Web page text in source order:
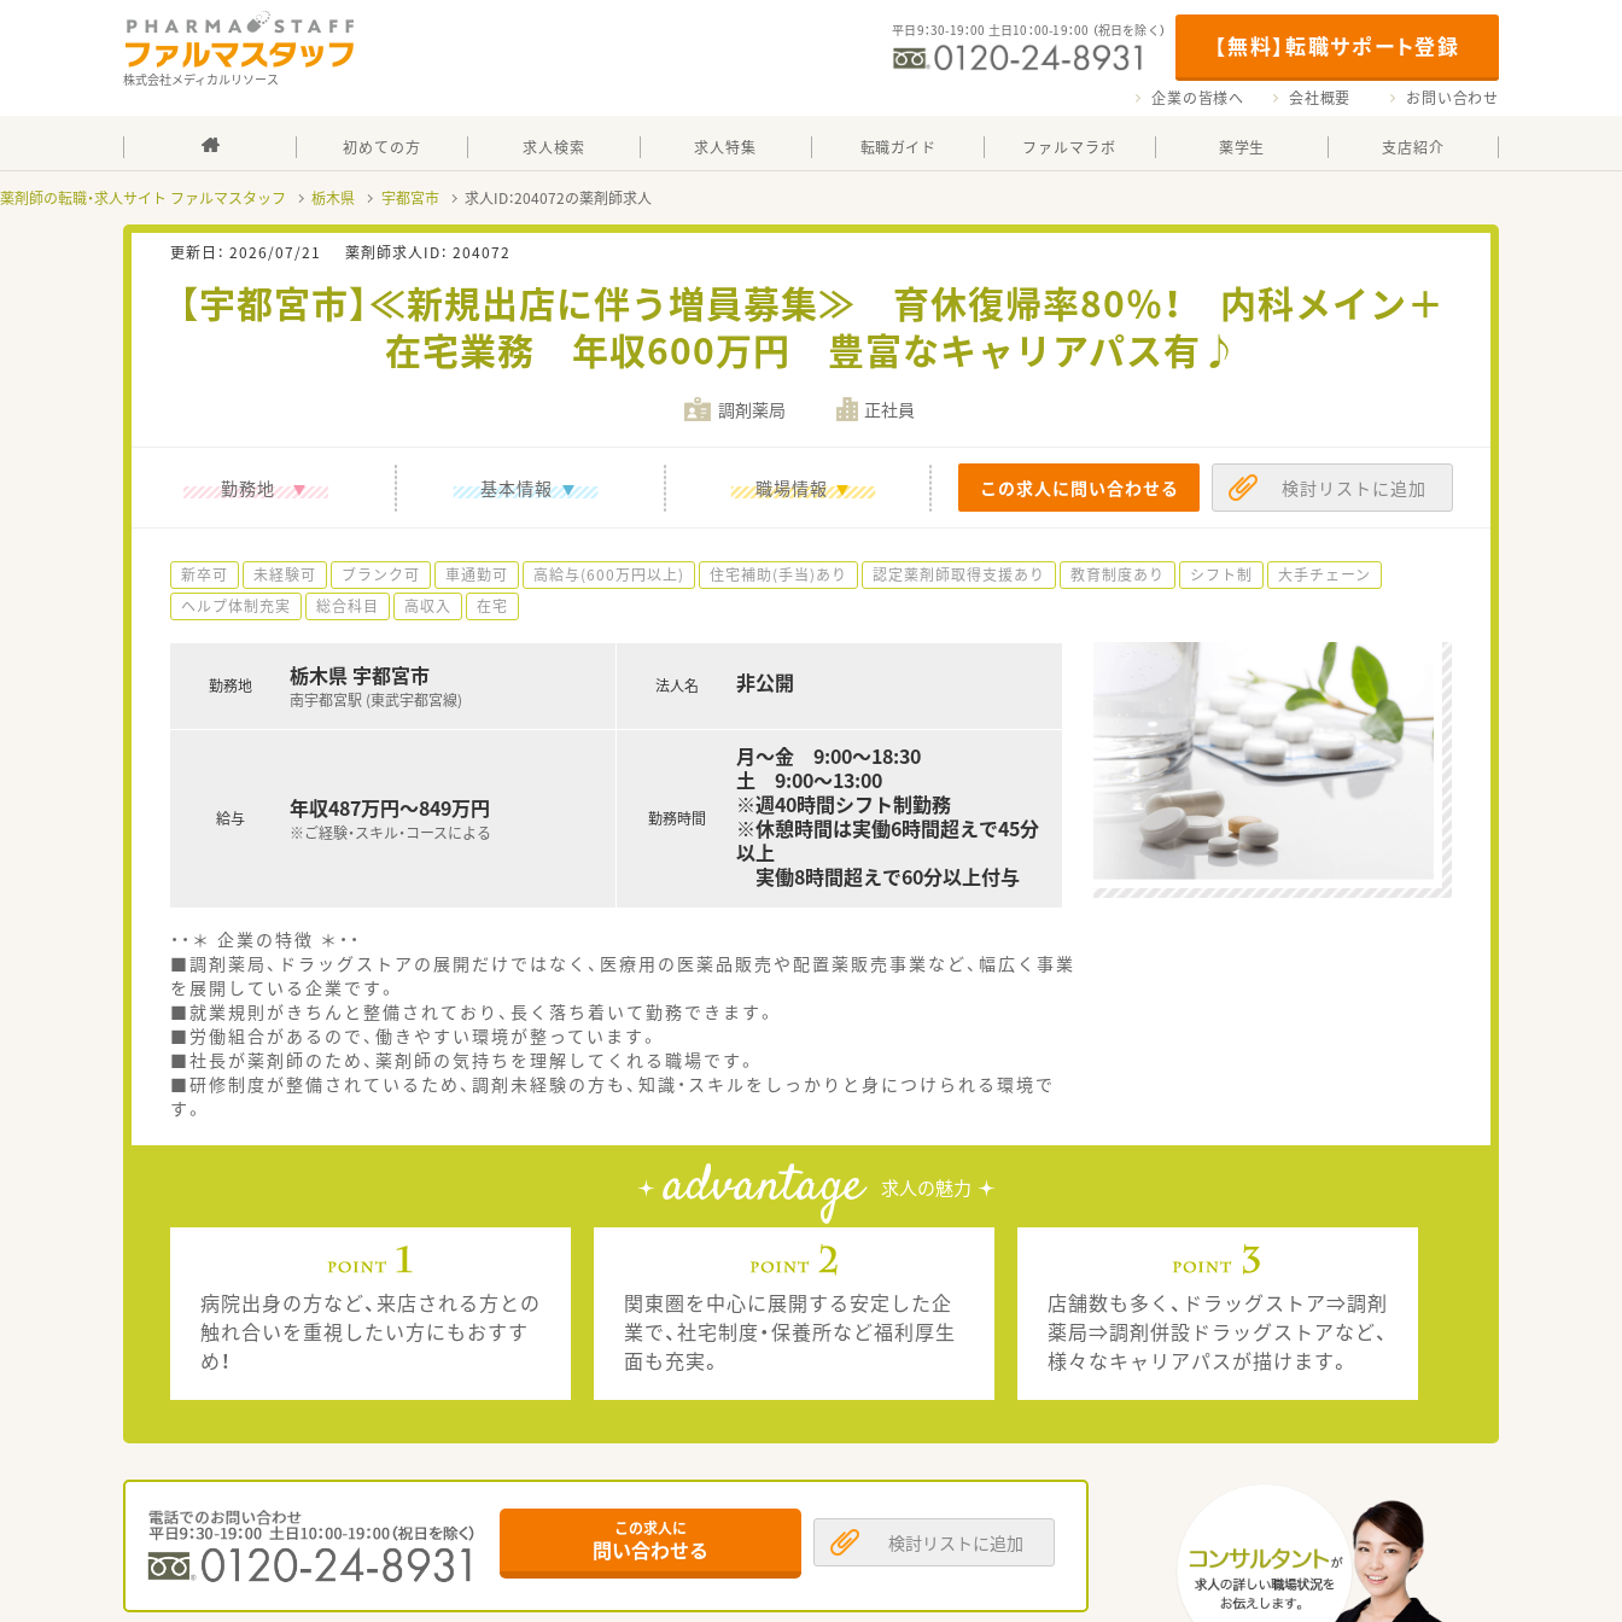
株式会社メディカルリソース
【無料】転職サポート登録
平日9：30-19：00 土日10：00-19：00 （祝日を除く）
企業の皆様へ 会社概要 お問い合わせ
初めての方 求人検索 求人特集 転職ガイド ファルマラボ 薬学生 支店紹介
薬剤師の転職・求人サイト ファルマスタッフ 栃木県 宇都宮市 求人ID：204072の薬剤師求人
更新日： 2026/07/21 薬剤師求人ID： 204072
【宇都宮市】≪新規出店に伴う増員募集≫ 育休復帰率80％！ 内科メイン＋
在宅業務 年収600万円 豊富なキャリアパス有♪
調剤薬局 正社員
勤務地 基本情報 職場情報 この求人に問い合わせる 検討リストに追加
新卒可 未経験可 ブランク可 車通勤可 高給与(600万円以上) 住宅補助(手当)あり 認定薬剤師取得支援あり 教育制度あり シフト制
大手チェーン
ヘルプ体制充実
総合科目 高収入 在宅
勤務地 栃木県 宇都宮市
南宇都宮駅 (東武宇都宮線)
給与 年収487万円～849万円
※ご経験・スキル・コースによる
法人名 非公開
勤務時間
月～金 9:00～18:30
土 9:00～13:00
※週40時間シフト制勤務
※休憩時間は実働6時間超えで45分
以上
実働8時間超えで60分以上付与
・・＊ 企業の特徴 ＊・・
■調剤薬局、ドラッグストアの展開だけではなく、医療用の医薬品販売や配置薬販売事業など、幅広く事業
を展開している企業です。
■就業規則がきちんと整備されており、長く落ち着いて勤務できます。
■労働組合があるので、働きやすい環境が整っています。
■社長が薬剤師のため、薬剤師の気持ちを理解してくれる職場です。
■研修制度が整備されているため、調剤未経験の方も、知識・スキルをしっかりと身につけられる環境で
す。
advantage 求人の魅力
病院出身の方など、来店される方との
触れ合いを重視したい方にもおすす
め！
関東圏を中心に展開する安定した企
業で、社宅制度・保養所など福利厚生
面も充実。
店舗数も多く、ドラッグストア⇒調剤
薬局⇒調剤併設ドラッグストアなど、
様々なキャリアパスが描けます。
この求人に
問い合わせる 検討リストに追加